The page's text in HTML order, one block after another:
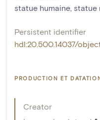
statue humaine statue
Persistent identifier
hdl:20.500.14037/
PRODUCTION ET
Creator